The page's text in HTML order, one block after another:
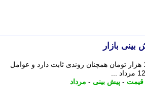
قیمت خودروهای وارداتی در 12 مرداد 1405 با وجود کاهش نرخ دلار به 191 هزار تومان همچنان روندی ثابت دارد و عوامل
قیمت - پیش بینی - مرداد